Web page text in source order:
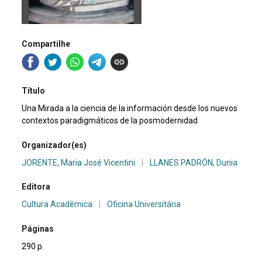
Compartilhe
Título
Una Mirada a la ciencia de la información desde los nuevos
contextos paradigmáticos de la posmodernidad
Organizador(es)
JORENTE, Maria José Vicentini
LLANES PADRÓN, Dunia
Editora
Cultura Acadêmica
Oficina Universitária
Páginas
290 p.